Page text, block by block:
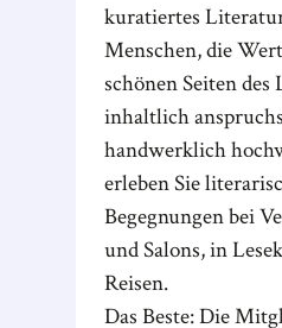
kuratiertes
Menschen, die
schönen Seiten des
inhaltlich
handwerklich
erleben Sie
Begegnungen bei
und Salons, in
Reisen.
Das Beste: Die